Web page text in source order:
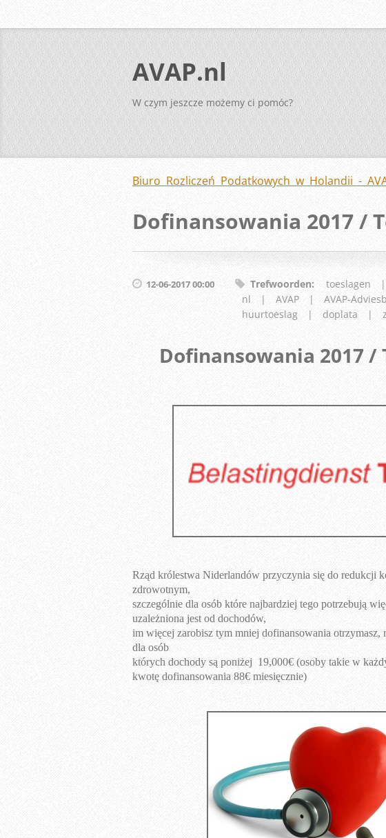
AVAP.nl
W czym jeszcze możemy ci pomóc?
Biuro Rozliczeń Podatkowych w Holandii -
Dofinansowania 2017 /
12-06-2017 00:00 Trefwoorden: toeslagen |
nl
| AVAP | AVAP-
huurtoeslag
| doplata |
Dofinansowania 2017 /
Rząd królestwa Niderlandów przyczynia się do redukcji
zdrowotnym,
szczególnie dla osób które najbardziej tego potrzebują
uzależniona jest od dochodów,
im więcej zarobisz tym mniej dofinansowania otrzymasz,
dla osób
których dochody są poniżej 19,000€ (osoby takie w
kwotę dofinansowania 88€ miesięcznie)